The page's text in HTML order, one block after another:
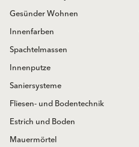
Gesünder Wohnen
Innenfarben
Spachtelmassen
Innenputze
Saniersysteme
Fliesen- und Bodentechnik
Estrich und Boden
Mauermörtel